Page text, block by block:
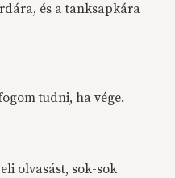
és a tanksapkára
tudni, ha vége.
olvasást, sok-sok